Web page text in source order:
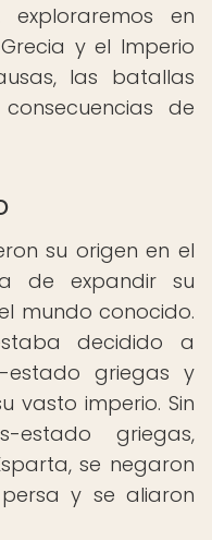
en
y el Imperio
las batallas
de
su origen en el
de expandir su
mundo conocido.
decidido a
estado griegas y
vasto imperio. Sin
estado griegas,
se negaron
y se aliaron